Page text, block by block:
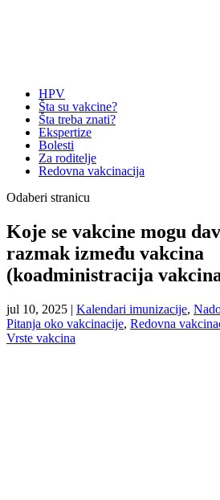
HPV
Šta su vakcine?
Šta treba znati?
Ekspertize
Bolesti
Za roditelje
Redovna vakcinacija
Odaberi stranicu
Koje se vakcine mogu
razmak između vakcina
(koadministracija
jul 10, 2025 | Kalendari imunizacije,
Pitanja oko vakcinacije, Redovna
Vrste vakcina